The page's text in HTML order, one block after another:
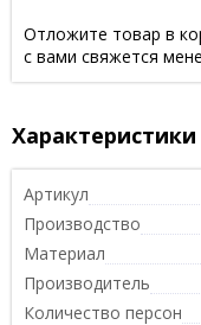
Отложите товар в
с вами свяжется
Характеристики
Артикул
Производство
Материал
Производитель
Количество персон